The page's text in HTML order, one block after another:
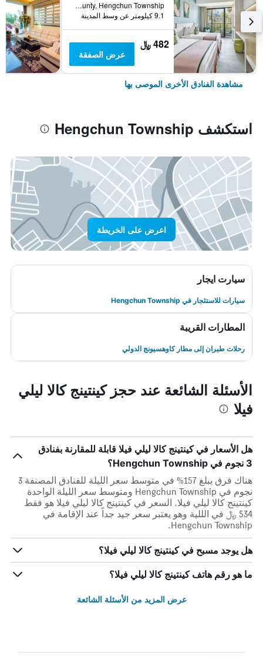
No. 6 Kenting Road, Hengchun Town, Pingtung County, Hengchun Township, تايوان
9.1 كيلومتر عن وسط المدينة
482 ﷼
عرض الصفقة
مشاهدة الفنادق الأخرى الموصى بها
استكشف Hengchun Township
اعرض على الخريطة
سيارت ايجار
سيارات للاستئجار في Hengchun Township
المطارات القريبة
رحلات طيران إلى مطار كاوهسيونج الدولي
الأسئلة الشائعة عند حجز كينتينج كالا ليلي
فيلا
هل الأسعار في كينتينج كالا ليلي فيلا قابلة للمقارنة بفنادق
3 نجوم في Hengchun Township؟
هناك فرق يبلغ 157% في متوسط ​​سعر الليلة للفنادق المصنفة 3
نجوم في Hengchun Township ومتوسط ​​سعر الليلة الواحدة
كينتينج كالا ليلي فيلا. السعر في كينتينج كالا ليلي فيلا هو فقط
534 ﷼ في الللية وهو يعتبر سعر جيد جداً عند الإقامة في
Hengchun Township.
هل يوجد مسبح في كينتينج كالا ليلي فيلا؟
ما هو رقم هاتف كينتينج كالا ليلي فيلا؟
عرض المزيد من الأسئلة الشائعة